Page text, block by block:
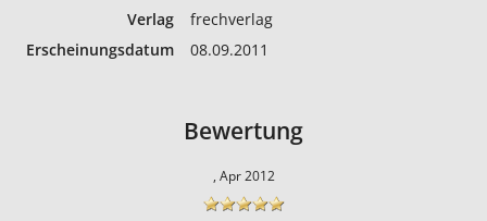
Verlag
frechverlag
Erscheinungs­datum
08.09.2011
Bewertung
, Apr 2012